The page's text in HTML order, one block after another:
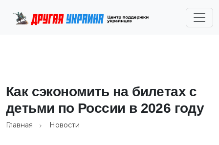
Как сэкономить на билетах с
детьми по России в 2026 году
Главная Новости